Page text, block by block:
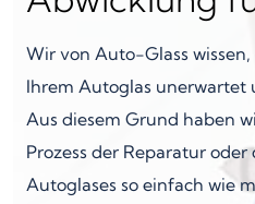
Wir von Auto-Glass
Ihrem Autoglas unerwartet
Aus diesem Grund haben
Prozess der Reparatur oder
Autoglases so einfach wie